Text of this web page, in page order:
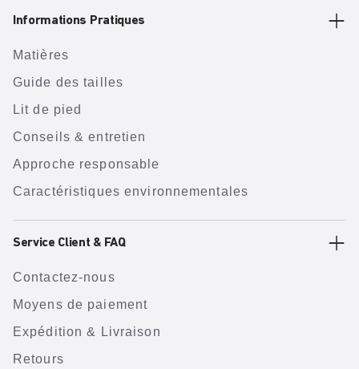
Informations Pratiques
Matières
Guide des tailles
Lit de pied
Conseils & entretien
Approche responsable
Caractéristiques environnementales
Service Client & FAQ
Contactez-nous
Moyens de paiement
Expédition & Livraison
Retours